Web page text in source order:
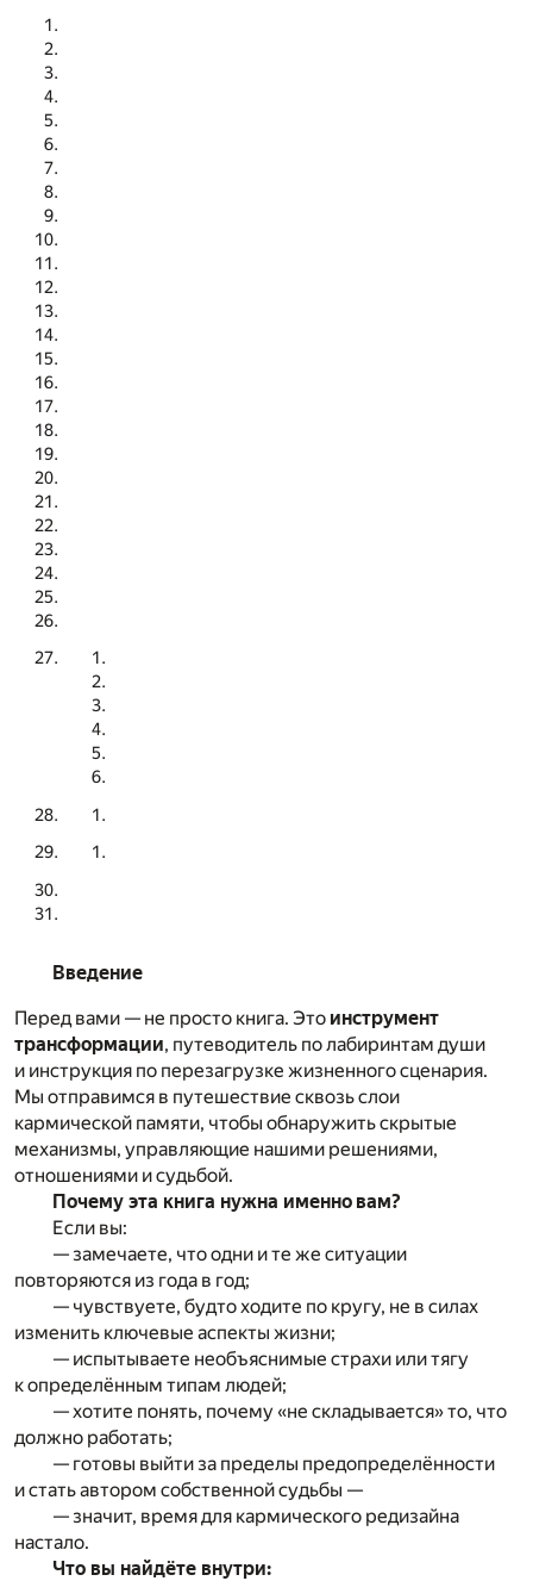
Введение
Перед вами — не просто книга. Это инструмент
трансформации, путеводитель по лабиринтам души
и инструкция по перезагрузке жизненного сценария.
Мы отправимся в путешествие сквозь слои
кармической памяти, чтобы обнаружить скрытые
механизмы, управляющие нашими решениями,
отношениями и судьбой.
Почему эта книга нужна именно вам?
Если вы:
— замечаете, что одни и те же ситуации
повторяются из года в год;
— чувствуете, будто ходите по кругу, не в силах
изменить ключевые аспекты жизни;
— испытываете необъяснимые страхи или тягу
к определённым типам людей;
— хотите понять, почему «не складывается» то, что
должно работать;
— готовы выйти за пределы предопределённости
и стать автором собственной судьбы —
— значит, время для кармического редизайна
настало.
Что вы найдёте внутри: